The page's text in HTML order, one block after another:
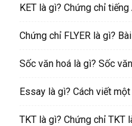
KET là gì? Chứng chỉ tiếng
Chứng chỉ FLYER là gì?
Sốc văn hoá là gì? Sốc
Essay là gì? Cách viết
TKT là gì? Chứng chỉ TKT